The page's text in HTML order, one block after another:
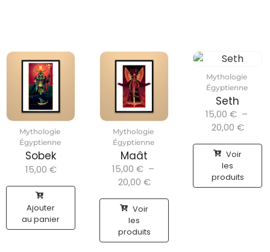
Mythologie
Égyptienne
Sobek
15,00 €
Ajouter
au panier
Mythologie
Égyptienne
Maât
15,00 € –
20,00 €
Voir
les
produits
Mythologie
Égyptienne
Seth
15,00 € –
20,00 €
Voir
les
produits